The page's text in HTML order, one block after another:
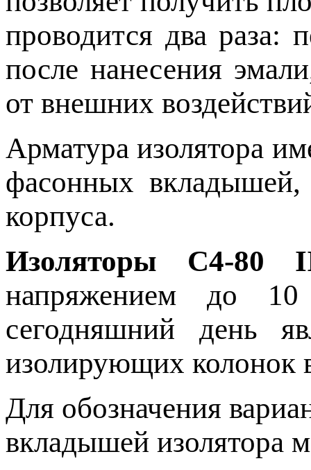
проводится два раза:
после нанесения
от внешних
Арматура изолятора
фасонных
корпуса.
Изоляторы С4-80
напряжением до
сегодняшний день
изолирующих колонок
Для обозначения
вкладышей изолятора